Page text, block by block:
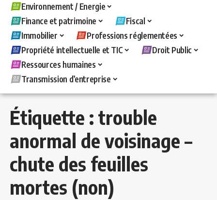
Environnement / Energie
Finance et patrimoine
Fiscal
Immobilier
Professions réglementées
Propriété intellectuelle et TIC
Droit Public
Ressources humaines
Transmission d’entreprise
Étiquette : trouble
anormal de voisinage –
chute des feuilles
mortes (non)